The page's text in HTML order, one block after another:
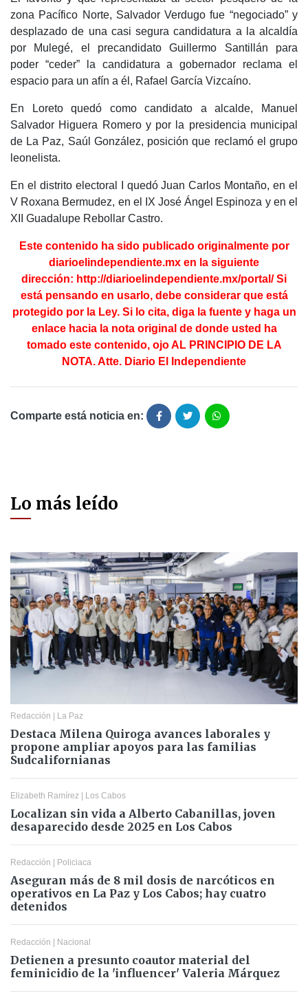
zona Pacífico Norte, Salvador Verdugo fue “negociado” y
desplazado de una casi segura candidatura a la alcaldía
por Mulegé, el precandidato Guillermo Santillán para
poder “ceder” la candidatura a gobernador reclama el
espacio para un afín a él, Rafael García Vizcaíno.
En Loreto quedó como candidato a alcalde, Manuel
Salvador Higuera Romero y por la presidencia municipal
de La Paz, Saúl González, posición que reclamó el grupo
leonelista.
En el distrito electoral I quedó Juan Carlos Montaño, en el
V Roxana Bermudez, en el IX José Ángel Espinoza y en el
XII Guadalupe Rebollar Castro.
Este contenido ha sido publicado originalmente por
diarioelindependiente.mx en la siguiente
dirección: http://diarioelindependiente.mx/portal/Si
está pensando en usarlo, debe considerar que está
protegido por la Ley. Si lo cita, diga la fuente y haga un
enlace hacia la nota original de donde usted ha
tomado este contenido, ojo AL PRINCIPIO DE LA
NOTA. Atte. Diario El Independiente
Comparte está noticia en:
Lo más leído
Redacción La Paz
Destaca Milena Quiroga avances laborales y
propone ampliar apoyos para las familias
Sudcalifornianas
Elizabeth Ramírez Los Cabos
Localizan sin vida a Alberto Cabanillas, joven
desaparecido desde 2025 en Los Cabos
Redacción Policiaca
Aseguran más de 8 mil dosis de narcóticos en
operativos en La Paz y Los Cabos; hay cuatro
detenidos
Redacción Nacional
Detienen a presunto coautor material del
feminicidio de la 'influencer' Valeria Márquez